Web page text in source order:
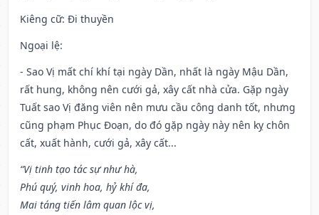
Kiêng cữ: Đi thuyền
Ngoại lệ:
- Sao Vị mất chí khí tại ngày Dần, nhất là ngày Mậu Dần,
rất hung, không nên cưới gả, xây cất nhà cửa. Gặp ngày
Tuất sao Vị đăng viên nên mưu cầu công danh tốt, nhưng
cũng phạm Phục Đoạn, do đó gặp ngày này nên kỵ chôn
cất, xuất hành, cưới gả, xây cất...
“Vị tinh tạo tác sự như hà,
Phú quý, vinh hoa, hỷ khí đa,
Mai táng tiến lâm quan lộc vị,